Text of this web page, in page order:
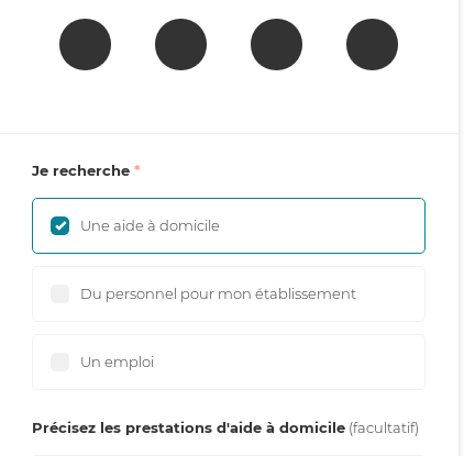
Je recherche
Une aide à domicile
Du personnel pour mon établissement
Un emploi
Précisez les prestations d'aide à domicile